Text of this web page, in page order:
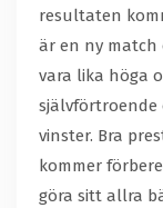
resultaten
är en ny match
vara lika höga
självförtroende
vinster. Bra
kommer
göra sitt allra